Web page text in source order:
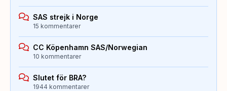
SAS strejk i Norge
15 kommentarer
CC Köpenhamn SAS/Norwegian
10 kommentarer
Slutet för BRA?
1944 kommentarer